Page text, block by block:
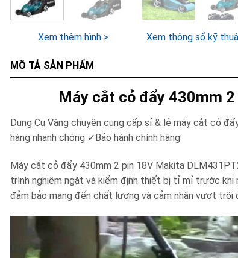
Xem thêm hình > Xem thông số kỹ
MÔ TẢ SẢN PHẨM
Máy cắt cỏ đẩy 430mm
Dụng Cụ Vàng chuyên cung cấp sỉ & lẻ máy cắt cỏ
hàng nhanh chóng ✓Bảo hành chính hãng
Máy cắt cỏ đẩy 430mm 2 pin 18V Makita
trình nghiêm ngặt và kiểm định thiết bị tỉ mỉ trước
đảm bảo mang đến chất lượng và cảm nhận vượt trội